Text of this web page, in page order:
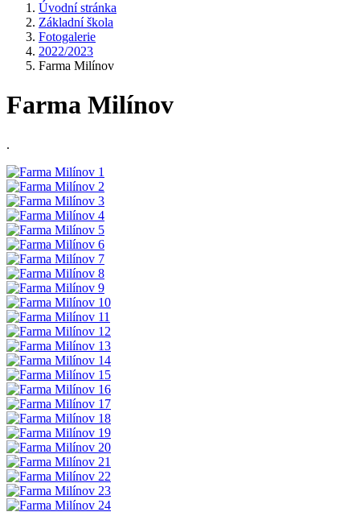
Úvodní stránka
Základní škola
Fotogalerie
2022/2023
Farma Milínov
Farma Milínov
.